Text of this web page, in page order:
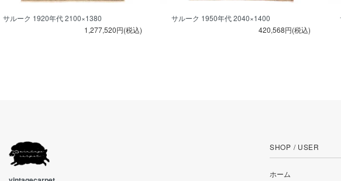
サルーク 1920年代 2100×1380
1,277,520円(税込)
サルーク 1950年代 2040×1400
420,568円(税込)
SHOP / USER
ホーム